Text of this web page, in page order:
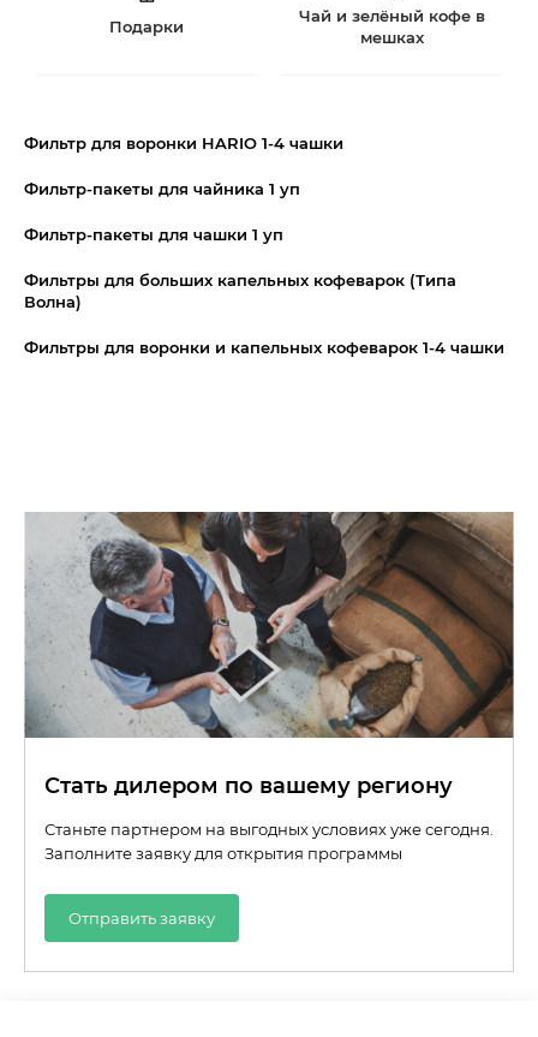
Подарки
Чай и зелёный кофе в
мешках
Фильтр для воронки HARIO 1-4 чашки
Фильтр-пакеты для чайника 1 уп
Фильтр-пакеты для чашки 1 уп
Фильтры для больших капельных кофеварок (Типа
Волна)
Фильтры для воронки и капельных кофеварок 1-4 чашки
Стать дилером по вашему региону
Станьте партнером на выгодных условиях уже сегодня.
Заполните заявку для открытия программы
Отправить заявку